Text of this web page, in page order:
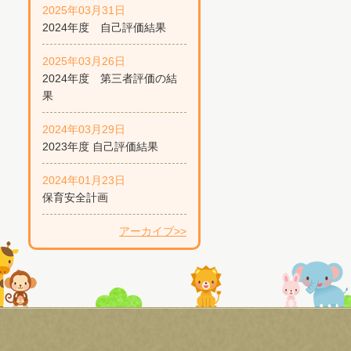
2025年03月31日
2024年度 自己評価結果
2025年03月26日
2024年度 第三者評価の結
果
2024年03月29日
2023年度 自己評価結果
2024年01月23日
保育安全計画
アーカイブ>>